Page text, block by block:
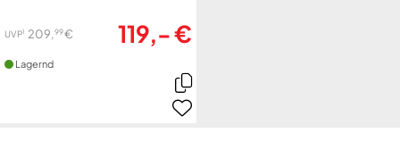
UVP1 209,99€ 119,- €
Lagernd